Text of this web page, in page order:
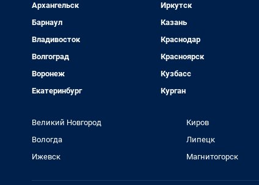
Архангельск
Барнаул
Владивосток
Волгоград
Воронеж
Екатеринбург
Иркутск
Казань
Краснодар
Красноярск
Кузбасс
Курган
Великий Новгород
Вологда
Ижевск
Киров
Липецк
Магнитогорск